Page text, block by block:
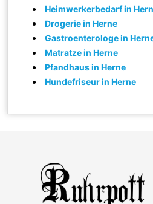
Heimwerkerbedarf in
Drogerie in Herne
Gastroenterologe in
Matratze in Herne
Pfandhaus in Herne
Hundefriseur in Herne